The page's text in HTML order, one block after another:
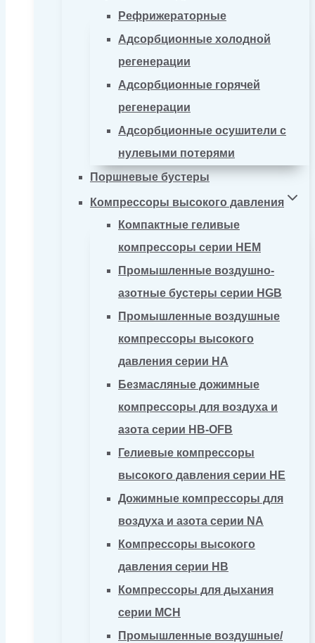
Рефрижераторные
Адсорбционные холодной
регенерации
Адсорбционные горячей
регенерации
Адсорбционные осушители с
нулевыми потерями
Поршневые бустеры
Компрессоры высокого давления
Компактные геливые
компрессоры серии HEM
Промышленные воздушно-
азотные бустеры серии HGB
Промышленные воздушные
компрессоры высокого
давления серии HA
Безмасляные дожимные
компрессоры для воздуха и
азота серии HB-OFB
Гелиевые компрессоры
высокого давления серии HE
Дожимные компрессоры для
воздуха и азота серии NA
Компрессоры высокого
давления серии HB
Компрессоры для дыхания
серии MCH
Промышленные воздушные/